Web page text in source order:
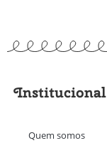
Institucional
Quem somos